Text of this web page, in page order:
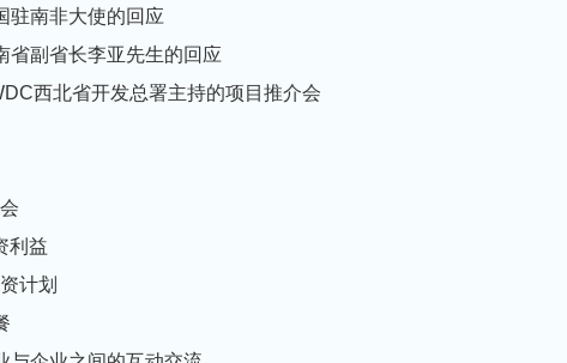
南非大使的回应
副省长李亚先生的回应
西北省开发总署主持的项目推介会
利益
计划